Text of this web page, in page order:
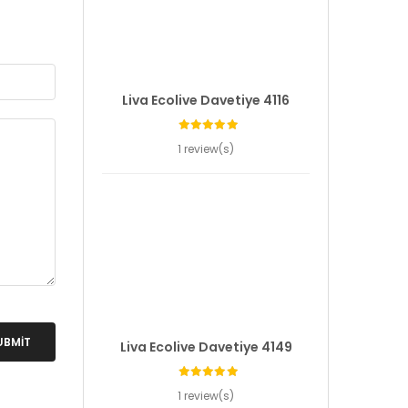
Liva Ecolive Davetiye 4116
1 review(s)
Liva Ecolive Davetiye 4149
1 review(s)